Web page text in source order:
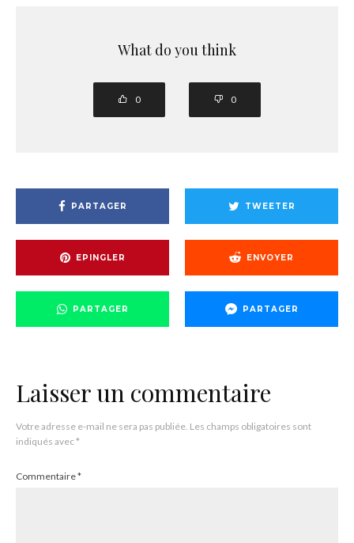
What do you think
0 0
PARTAGER TWEETER
EPINGLER ENVOYER
PARTAGER PARTAGER
Laisser un commentaire
Votre adresse e-mail ne sera pas publiée. Les champs obligatoires sont
indiqués avec*
Commentaire*